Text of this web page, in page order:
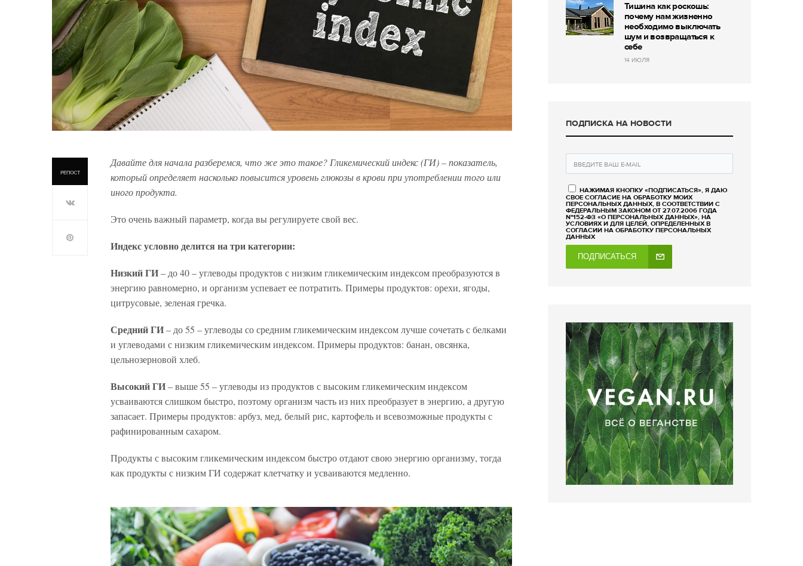
РЕПОСТ
Давайте для начала разберемся, что же это такое? Гликемический индекс (ГИ) – показатель,
который определяет насколько повысится уровень глюкозы в крови при употреблении того или
иного продукта.
Это очень важный параметр, когда вы регулируете свой вес.
Индекс условно делится на три категории:
Низкий ГИ– до 40 – углеводы продуктов с низким гликемическим индексом преобразуются в
энергию равномерно, и организм успевает ее потратить. Примеры продуктов: орехи, ягоды,
цитрусовые, зеленая гречка.
Средний ГИ– до 55 – углеводы со средним гликемическим индексом лучше сочетать с белками
и углеводами с низким гликемическим индексом. Примеры продуктов: банан, овсянка,
цельнозерновой хлеб.
Высокий ГИ– выше 55 – углеводы из продуктов с высоким гликемическим индексом
усваиваются слишком быстро, поэтому организм часть из них преобразует в энергию, а другую
запасает. Примеры продуктов: арбуз, мед, белый рис, картофель и всевозможные продукты с
рафинированным сахаром.
Продукты с высоким гликемическим индексом быстро отдают свою энергию организму, тогда
как продукты с низким ГИ содержат клетчатку и усваиваются медленно.
Тишина как роскошь:
почему нам жизненно
необходимо выключать
шум и возвращаться к
себе
14 ИЮЛЯ
ПОДПИСКА НА НОВОСТИ
НАЖИМАЯ КНОПКУ «ПОДПИСАТЬСЯ», Я ДАЮ
СВОЕ СОГЛАСИЕ НА ОБРАБОТКУ МОИХ
ПЕРСОНАЛЬНЫХ ДАННЫХ, В СООТВЕТСТВИИ С
ФЕДЕРАЛЬНЫМ ЗАКОНОМ ОТ 27.07.2006 ГОДА
№152-ФЗ «О ПЕРСОНАЛЬНЫХ ДАННЫХ», НА
УСЛОВИЯХ И ДЛЯ ЦЕЛЕЙ, ОПРЕДЕЛЕННЫХ В
СОГЛАСИИ НА ОБРАБОТКУ ПЕРСОНАЛЬНЫХ
ДАННЫХ
ПОДПИСАТЬСЯ